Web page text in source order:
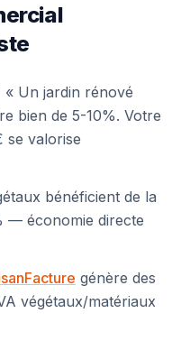
« Un jardin rénové
bien de 5-10%. Votre
se valorise
bénéficient de la
— économie directe
génère des
végétaux/matériaux